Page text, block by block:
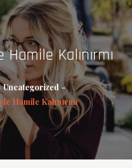
Kalınırmı
Uncategorized
Hamile Kalınırmı